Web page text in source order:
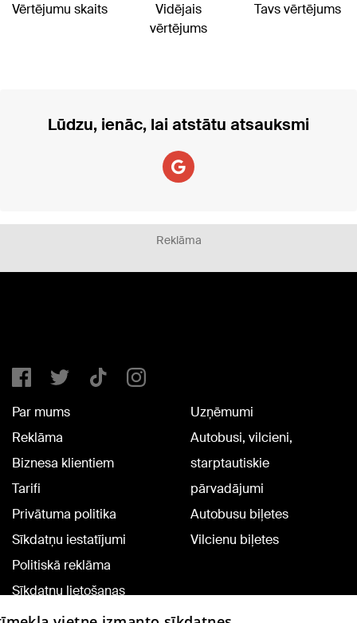
Vērtējumu skaits
Vidējais
vērtējums
Tavs vērtējums
Lūdzu, ienāc, lai atstātu atsauksmi
Reklāma
Par mums
Reklāma
Biznesa klientiem
Tarifi
Privātuma politika
Sīkdatņu iestatījumi
Politiskā reklāma
Sīkdatņu lietošanas
noteikumi
Uzņēmumi
Autobusi, vilcieni,
starptautiskie
pārvadājumi
Autobusu biļetes
Vilcienu biļetes